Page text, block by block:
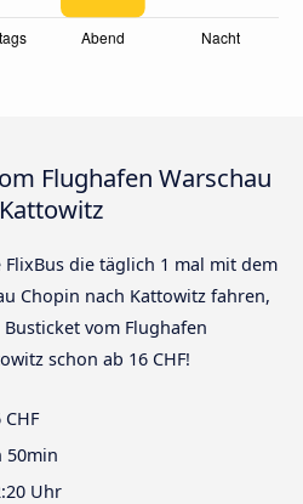
Flughafen Warschau
die täglich 1 mal mit dem
Chopin nach Kattowitz fahren,
vom Flughafen
schon ab 16 CHF!
CHF
50min
Uhr